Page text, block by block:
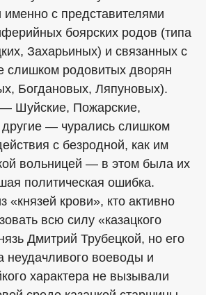
именно с представителями
боярских родов (типа
Захарьиных) и связанных с
слишком родовитых дворян
Богдановых, Ляпуновых).
— Шуйские, Пожарские,
— чурались слишком
с безродной, как им
вольницей — в этом была их
политическая ошибка.
«князей крови», кто активно
всю силу «казацкого
Дмитрий Трубецкой, но его
неудачливого воеводы и
характера не вызывали